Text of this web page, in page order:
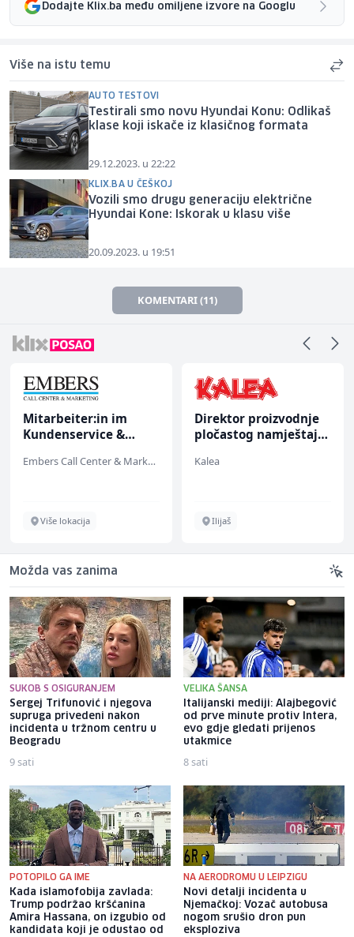
Dodajte Klix.ba među omiljene izvore na Googlu
Više na istu temu
AUTO TESTOVI
Testirali smo novu Hyundai Konu: Odlikaš
klase koji iskače iz klasičnog formata
29.12.2023. u 22:22
KLIX.BA U ČEŠKOJ
Vozili smo drugu generaciju električne
Hyundai Kone: Iskorak u klasu više
20.09.2023. u 19:51
KOMENTARI (11)
Direktor proizvodnje
pločastog namještaja
Kalea
Ilijaš
Voditelj poslovnice
salona namještaja (m/
Kalea
Više lokacija
Možda vas zanima
SUKOB S OSIGURANJEM
Sergej Trifunović i njegova
supruga privedeni nakon
incidenta u tržnom centru u
Beogradu
9 sati
VELIKA ŠANSA
Italijanski mediji: Alajbegović
od prve minute protiv Intera,
evo gdje gledati prijenos
utakmice
8 sati
POTOPILO GA IME
Kada islamofobija zavlada:
Trump podržao kršćanina
Amira Hassana, on izgubio od
kandidata koji je odustao od
NA AERODROMU U LEIPZIGU
Novi detalji incidenta u
Njemačkoj: Vozač autobusa
nogom srušio dron pun
eksploziva